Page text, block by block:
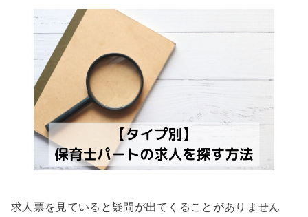
求人票を見ていると疑問が出てくることがありません